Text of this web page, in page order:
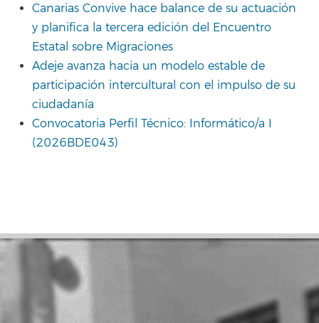
Canarias Convive hace balance de su actuación
y planifica la tercera edición del Encuentro
Estatal sobre Migraciones
Adeje avanza hacia un modelo estable de
participación intercultural con el impulso de su
ciudadanía
Convocatoria Perfil Técnico: Informático/a I
(2026BDE043)